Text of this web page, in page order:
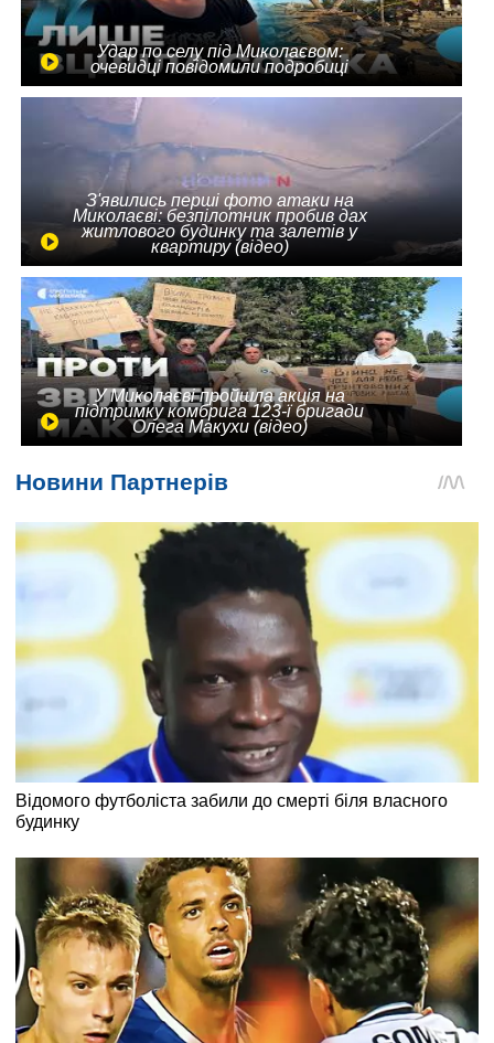
Удар по селу під Миколаєвом:
очевидці повідомили подробиці
З'явились перші фото атаки на
Миколаєві: безпілотник пробив дах
житлового будинку та залетів у
квартиру (відео)
У Миколаєві пройшла акція на
підтримку комбрига 123-ї бригади
Олега Макухи (відео)